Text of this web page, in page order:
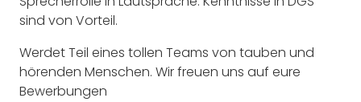
sind von Vorteil.
Werdet Teil eines tollen Teams von tauben und
hörenden Menschen. Wir freuen uns auf eure
Bewerbungen